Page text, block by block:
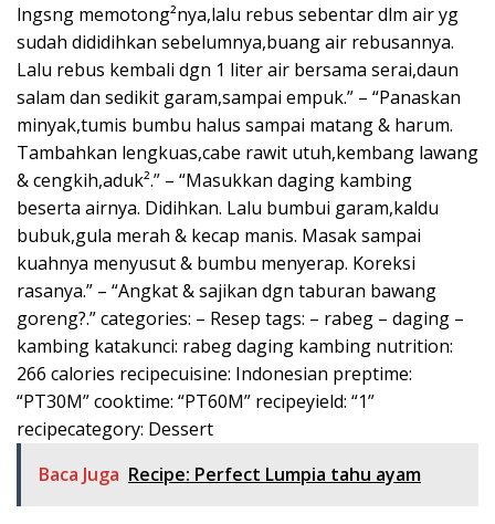
lngsng memotong²nya,lalu rebus sebentar dlm air yg
sudah dididihkan sebelumnya,buang air rebusannya.
Lalu rebus kembali dgn 1 liter air bersama serai,daun
salam dan sedikit garam,sampai empuk.” – “Panaskan
minyak,tumis bumbu halus sampai matang & harum.
Tambahkan lengkuas,cabe rawit utuh,kembang lawang
& cengkih,aduk².” – “Masukkan daging kambing
beserta airnya. Didihkan. Lalu bumbui garam,kaldu
bubuk,gula merah & kecap manis. Masak sampai
kuahnya menyusut & bumbu menyerap. Koreksi
rasanya.” – “Angkat & sajikan dgn taburan bawang
goreng?.” categories: – Resep tags: – rabeg – daging –
kambing katakunci: rabeg daging kambing nutrition:
266 calories recipecuisine: Indonesian preptime:
“PT30M” cooktime: “PT60M” recipeyield: “1”
recipecategory: Dessert
Baca Juga Recipe: Perfect Lumpia tahu ayam